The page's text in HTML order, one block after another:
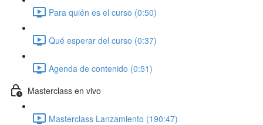
Para quién es el curso (0:50)
Qué esperar del curso (0:37)
Agenda de contenido (0:51)
Masterclass en vivo
Masterclass Lanzamiento (190:47)